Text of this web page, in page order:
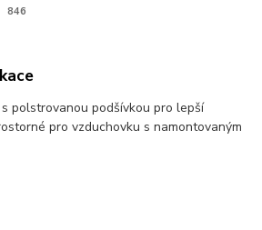
846
polstrovanou podšívkou pro lepší
pro vzduchovku s namontovaným